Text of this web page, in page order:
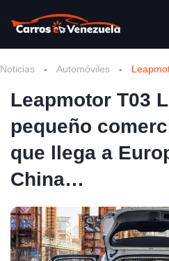
Noticias - Automóviles -
Leapmotor T03
pequeño
que llega a
China…